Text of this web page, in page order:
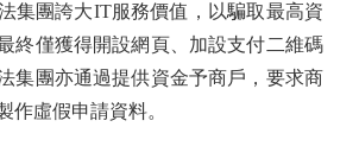
集團誇大IT服務價值，以騙取最高資
終僅獲得開設網頁、加設支付二維碼
集團亦通過提供資金予商戶，要求商
作虛假申請資料。